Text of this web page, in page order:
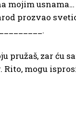
mojim
prozvao
zar ću
Rito, mogu